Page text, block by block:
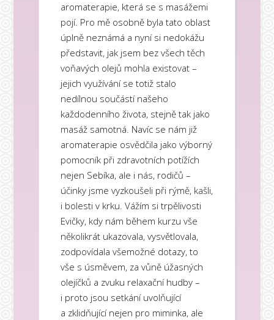
aromaterapie, která se s masážemi
pojí. Pro mě osobně byla tato oblast
úplně neznámá a nyní si nedokážu
představit, jak jsem bez všech těch
voňavých olejů mohla existovat –
jejich využívání se totiž stalo
nedílnou součástí našeho
každodenního života, stejně tak jako
masáž samotná. Navíc se nám již
aromaterapie osvědčila jako výborný
pomocník při zdravotních potížích
nejen Sebíka, ale i nás, rodičů –
účinky jsme vyzkoušeli při rýmě, kašli,
i bolesti v krku. Vážím si trpělivosti
Evičky, kdy nám během kurzu vše
několikrát ukazovala, vysvětlovala,
zodpovídala všemožné dotazy, to
vše s úsměvem, za vůně úžasných
olejíčků a zvuku relaxační hudby –
i proto jsou setkání uvolňující
a zklidňující nejen pro miminka, ale